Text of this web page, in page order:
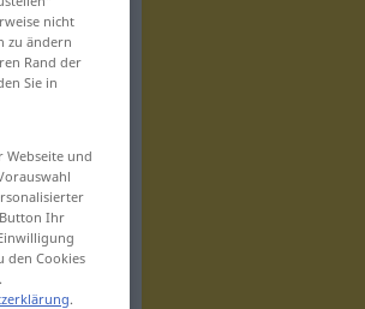
nicht
zu ändern
Rand der
Sie in
und
Ihr
den Cookies
.